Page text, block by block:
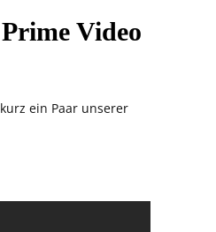
Video
ein Paar unserer